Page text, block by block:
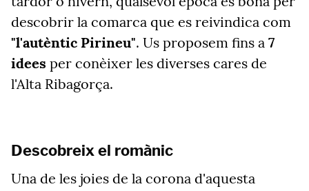
descobrir la comarca que es reivindica com
"l'autèntic Pirineu". Us proposem fins a 7
idees per conèixer les diverses cares de
l'Alta Ribagorça.
Descobreix el romànic
Una de les joies de la corona d'aquesta